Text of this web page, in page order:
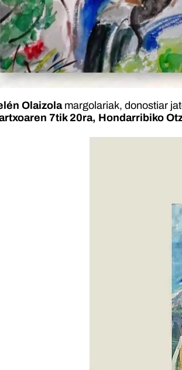
Olaizolamargolariak, donostiar
7tik 20ra, Hondarribiko